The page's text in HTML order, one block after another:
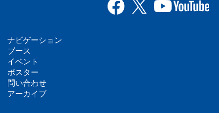
フ
ッ
タ
ナビゲーション
ブース
イベント
ポスター
問い合わせ
アーカイブ